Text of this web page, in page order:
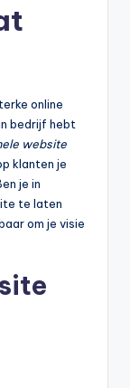
online
bedrijf hebt
website
klanten je
je in
te laten
om je visie